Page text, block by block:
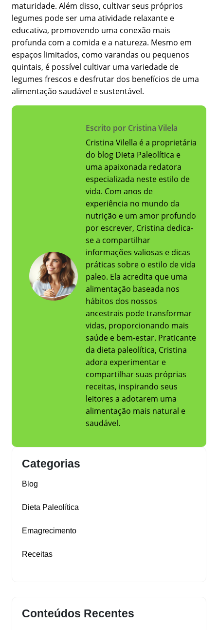
maturidade. Além disso, cultivar seus próprios
legumes pode ser uma atividade relaxante e
educativa, promovendo uma conexão mais
profunda com a comida e a natureza. Mesmo em
espaços limitados, como varandas ou pequenos
quintais, é possível cultivar uma variedade de
legumes frescos e desfrutar dos benefícios de uma
alimentação saudável e sustentável.
Escrito por Cristina Vilela
Cristina Vilella é a proprietária
do blog Dieta Paleolítica e
uma apaixonada redatora
especializada neste estilo de
vida. Com anos de
experiência no mundo da
nutrição e um amor profundo
por escrever, Cristina dedica-
se a compartilhar
informações valiosas e dicas
práticas sobre o estilo de vida
paleo. Ela acredita que uma
alimentação baseada nos
hábitos dos nossos
ancestrais pode transformar
vidas, proporcionando mais
saúde e bem-estar. Praticante
da dieta paleolítica, Cristina
adora experimentar e
compartilhar suas próprias
receitas, inspirando seus
leitores a adotarem uma
alimentação mais natural e
saudável.
Categorias
Blog
Dieta Paleolítica
Emagrecimento
Receitas
Conteúdos Recentes